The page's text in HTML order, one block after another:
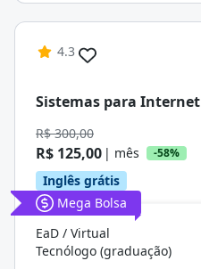
4.3
Sistemas para Internet
R$ 300,00
R$ 125,00 | mês -58%
Inglês grátis
Mega Bolsa
EaD / Virtual
Tecnólogo (graduação)